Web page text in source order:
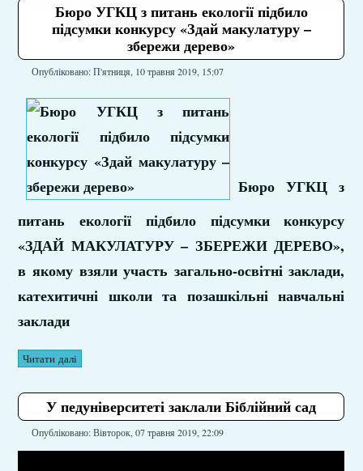
Бюро УГКЦ з питань екології підбило
підсумки конкурсу «Здай макулатуру –
збережи дерево»
Опубліковано: П'ятниця, 10 травня 2019, 15:07
Бюро УГКЦ з
питань екології підбило підсумки конкурсу
«ЗДАЙ МАКУЛАТУРУ – ЗБЕРЕЖИ ДЕРЕВО»,
в якому взяли участь загально-освітні заклади,
катехитичні школи та позашкільні навчальні
заклади
Читати далі
У педуніверситеті заклали Біблійний сад
Опубліковано: Вівторок, 07 травня 2019, 22:09